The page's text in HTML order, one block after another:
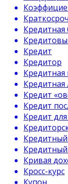
Кредитная
Кредит
Кредитор
Кредитная
Кредитная
Кредит
Кредит
Кредит
Кривая
Кросс-курс